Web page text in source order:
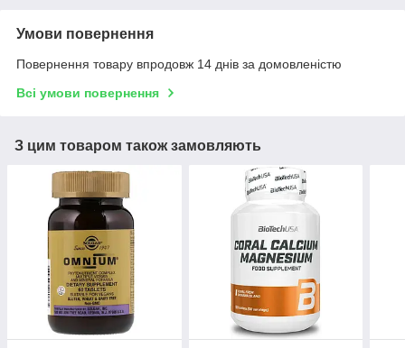
Умови повернення
Повернення товару впродовж 14 днів за домовленістю
Всі умови повернення
З цим товаром також замовляють